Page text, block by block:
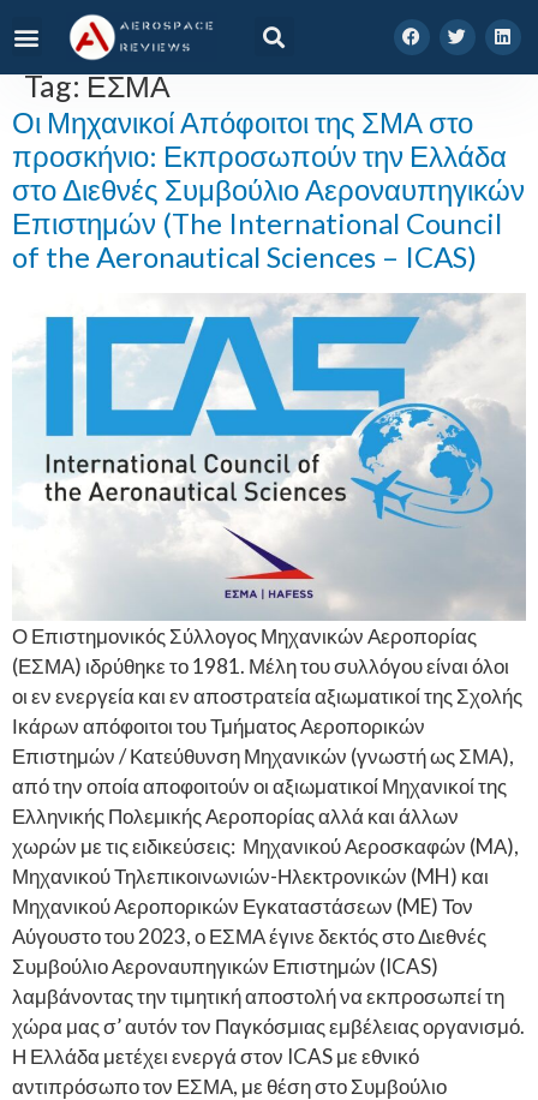
Tag:ΕΣΜΑ
Οι Μηχανικοί Απόφοιτοι της ΣΜΑ στο
προσκήνιο: Εκπροσωπούν την Ελλάδα
στο Διεθνές Συμβούλιο Αεροναυπηγικών
Επιστημών (The International Council
of the Aeronautical Sciences – ICAS)
Ο Επιστημονικός Σύλλογος Μηχανικών Αεροπορίας
(ΕΣΜΑ) ιδρύθηκε το 1981. Μέλη του συλλόγου είναι όλοι
οι εν ενεργεία και εν αποστρατεία αξιωματικοί της Σχολής
Ικάρων απόφοιτοι του Τμήματος Αεροπορικών
Επιστημών / Κατεύθυνση Μηχανικών (γνωστή ως ΣΜΑ),
από την οποία αποφοιτούν οι αξιωματικοί Μηχανικοί της
Ελληνικής Πολεμικής Αεροπορίας αλλά και άλλων
χωρών με τις ειδικεύσεις: Μηχανικού Αεροσκαφών (MΑ),
Μηχανικού Τηλεπικοινωνιών-Ηλεκτρονικών (MH) και
Μηχανικού Αεροπορικών Εγκαταστάσεων (ME) Τον
Αύγουστο του 2023, ο ΕΣΜΑ έγινε δεκτός στο Διεθνές
Συμβούλιο Αεροναυπηγικών Επιστημών (ICAS)
λαμβάνοντας την τιμητική αποστολή να εκπροσωπεί τη
χώρα μας σ’ αυτόν τον Παγκόσμιας εμβέλειας οργανισμό.
Η Ελλάδα μετέχει ενεργά στον ICAS με εθνικό
αντιπρόσωπο τον ΕΣΜΑ, με θέση στο Συμβούλιο